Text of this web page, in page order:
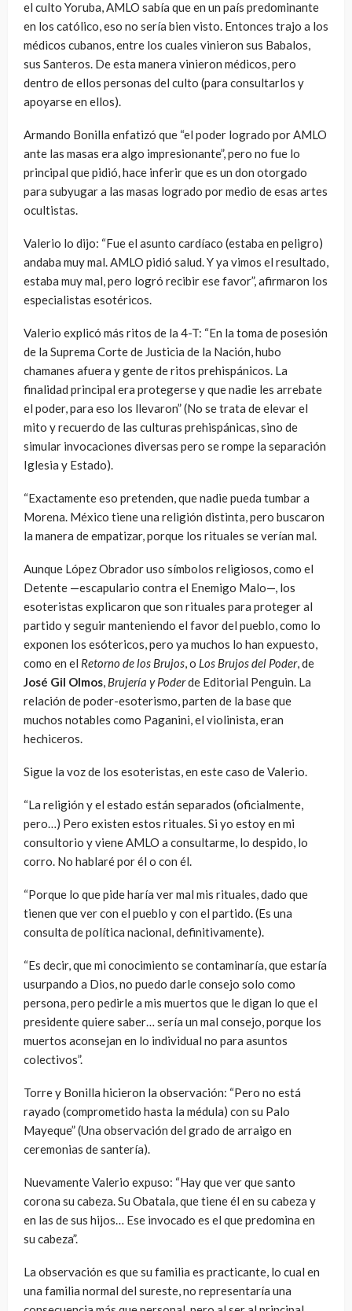
el culto Yoruba, AMLO sabía que en un país predominante
en los católico, eso no sería bien visto. Entonces trajo a los
médicos cubanos, entre los cuales vinieron sus Babalos,
sus Santeros. De esta manera vinieron médicos, pero
dentro de ellos personas del culto (para consultarlos y
apoyarse en ellos).
Armando Bonilla enfatizó que “el poder logrado por AMLO
ante las masas era algo impresionante”, pero no fue lo
principal que pidió, hace inferir que es un don otorgado
para subyugar a las masas logrado por medio de esas artes
ocultistas.
Valerio lo dijo: “Fue el asunto cardíaco (estaba en peligro)
andaba muy mal. AMLO pidió salud. Y ya vimos el resultado,
estaba muy mal, pero logró recibir ese favor”, afirmaron los
especialistas esotéricos.
Valerio explicó más ritos de la 4-T: “En la toma de posesión
de la Suprema Corte de Justicia de la Nación, hubo
chamanes afuera y gente de ritos prehispánicos. La
finalidad principal era protegerse y que nadie les arrebate
el poder, para eso los llevaron” (No se trata de elevar el
mito y recuerdo de las culturas prehispánicas, sino de
simular invocaciones diversas pero se rompe la separación
Iglesia y Estado).
“Exactamente eso pretenden, que nadie pueda tumbar a
Morena. México tiene una religión distinta, pero buscaron
la manera de empatizar, porque los rituales se verían mal.
Aunque López Obrador uso símbolos religiosos, como el
Detente —escapulario contra el Enemigo Malo—, los
esoteristas explicaron que son rituales para proteger al
partido y seguir manteniendo el favor del pueblo, como lo
exponen los esótericos, pero ya muchos lo han expuesto,
como en el Retorno de los Brujos, o Los Brujos del Poder, de
José Gil Olmos, Brujería y Poderde Editorial Penguin. La
relación de poder-esoterismo, parten de la base que
muchos notables como Paganini, el violinista, eran
hechiceros.
Sigue la voz de los esoteristas, en este caso de Valerio.
“La religión y el estado están separados (oficialmente,
pero…) Pero existen estos rituales. Si yo estoy en mi
consultorio y viene AMLO a consultarme, lo despido, lo
corro. No hablaré por él o con él.
“Porque lo que pide haría ver mal mis rituales, dado que
tienen que ver con el pueblo y con el partido. (Es una
consulta de política nacional, definitivamente).
“Es decir, que mi conocimiento se contaminaría, que estaría
usurpando a Dios, no puedo darle consejo solo como
persona, pero pedirle a mis muertos que le digan lo que el
presidente quiere saber… sería un mal consejo, porque los
muertos aconsejan en lo individual no para asuntos
colectivos”.
Torre y Bonilla hicieron la observación: “Pero no está
rayado (comprometido hasta la médula) con su Palo
Mayeque” (Una observación del grado de arraigo en
ceremonias de santería).
Nuevamente Valerio expuso: “Hay que ver que santo
corona su cabeza. Su Obatala, que tiene él en su cabeza y
en las de sus hijos… Ese invocado es el que predomina en
su cabeza”.
La observación es que su familia es practicante, lo cual en
una familia normal del sureste, no representaría una